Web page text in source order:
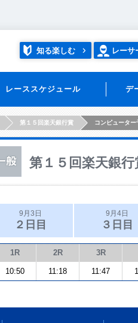
知る楽しむ レーサ
レーススケジュール デ
第１５回楽天銀行賞 コンピューター
第１５回楽天銀行
9月3日
２日目
9月4日
３日目
1R 2R 3R
10:50 11:18 11:47